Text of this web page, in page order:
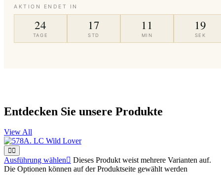
AKTION ENDET IN
24
TAGE
17
STD
11
MIN
19
SEK
Entdecken Sie unsere Produkte
View All
Ausführung wählen
Dieses Produkt weist mehrere Varianten auf.
Die Optionen können auf der Produktseite gewählt werden